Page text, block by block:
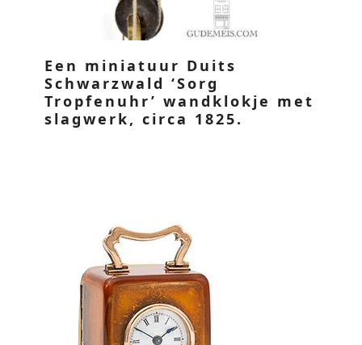
Een miniatuur Duits
Schwarzwald ‘Sorg
Tropfenuhr’ wandklokje met
slagwerk, circa 1825.